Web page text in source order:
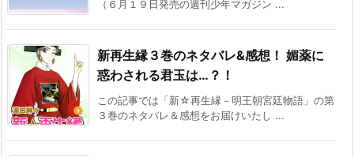
（６月１９日発売の週刊少年マガジン ...
新再生縁３巻のネタバレ&感想！ 媚薬に
惑わされる君玉は…？！
この記事では「新☆再生縁－明王朝宮廷物語」の第
３巻のネタバレ＆感想をお届けいたし ...